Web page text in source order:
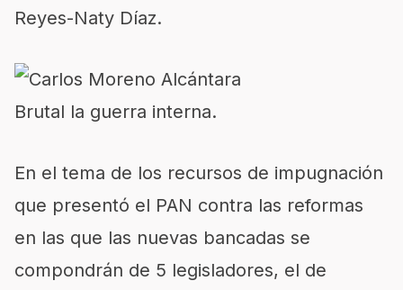
Reyes-Naty Díaz.
Brutal la guerra interna.
En el tema de los recursos de impugnación
que presentó el PAN contra las reformas
en las que las nuevas bancadas se
compondrán de 5 legisladores, el de